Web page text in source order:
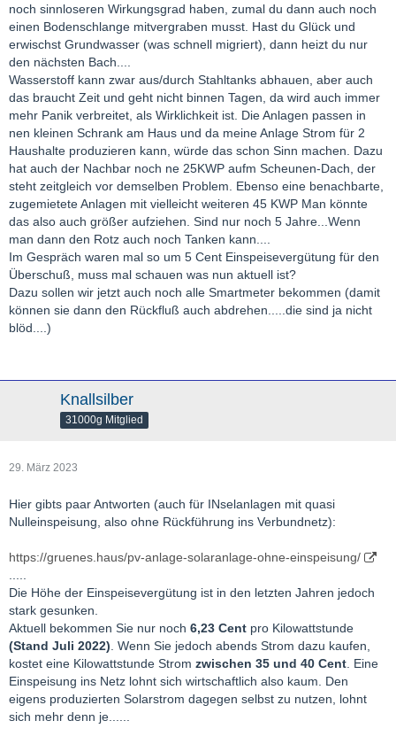
noch sinnloseren Wirkungsgrad haben, zumal du dann auch noch
einen Bodenschlange mitvergraben musst. Hast du Glück und
erwischst Grundwasser (was schnell migriert), dann heizt du nur
den nächsten Bach....
Wasserstoff kann zwar aus/durch Stahltanks abhauen, aber auch
das braucht Zeit und geht nicht binnen Tagen, da wird auch immer
mehr Panik verbreitet, als Wirklichkeit ist. Die Anlagen passen in
nen kleinen Schrank am Haus und da meine Anlage Strom für 2
Haushalte produzieren kann, würde das schon Sinn machen. Dazu
hat auch der Nachbar noch ne 25KWP aufm Scheunen-Dach, der
steht zeitgleich vor demselben Problem. Ebenso eine benachbarte,
zugemietete Anlagen mit vielleicht weiteren 45 KWP Man könnte
das also auch größer aufziehen. Sind nur noch 5 Jahre...Wenn
man dann den Rotz auch noch Tanken kann....
Im Gespräch waren mal so um 5 Cent Einspeisevergütung für den
Überschuß, muss mal schauen was nun aktuell ist?
Dazu sollen wir jetzt auch noch alle Smartmeter bekommen (damit
können sie dann den Rückfluß auch abdrehen.....die sind ja nicht
blöd....)
Knallsilber
31000g Mitglied
29. März 2023
Hier gibts paar Antworten (auch für INselanlagen mit quasi
Nulleinspeisung, also ohne Rückführung ins Verbundnetz):
https://gruenes.haus/pv-anlage-solaranlage-ohne-einspeisung/
Die Höhe der Einspeisevergütung ist in den letzten Jahren jedoch
stark gesunken.
Aktuell bekommen Sie nur noch 6,23 Cent pro Kilowattstunde
(Stand Juli 2022) . Wenn Sie jedoch abends Strom dazu kaufen,
kostet eine Kilowattstunde Strom zwischen 35 und 40 Cent . Eine
Einspeisung ins Netz lohnt sich wirtschaftlich also kaum. Den
eigens produzierten Solarstrom dagegen selbst zu nutzen, lohnt
sich mehr denn je......